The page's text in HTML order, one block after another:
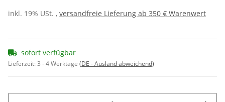
inkl. 19% USt. , versandfreie Lieferung ab 350 € Warenwert
sofort verfügbar
Lieferzeit:3 - 4 Werktage (DE - Ausland abweichend)